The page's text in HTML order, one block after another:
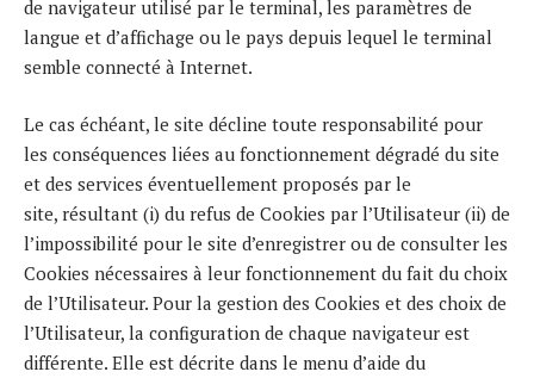
de navigateur utilisé par le terminal, les paramètres de
langue et d’affichage ou le pays depuis lequel le terminal
semble connecté à Internet.
Le cas échéant, le site décline toute responsabilité pour
les conséquences liées au fonctionnement dégradé du site
et des services éventuellement proposés par le
site, résultant (i) du refus de Cookies par l’Utilisateur (ii) de
l’impossibilité pour le site d’enregistrer ou de consulter les
Cookies nécessaires à leur fonctionnement du fait du choix
de l’Utilisateur. Pour la gestion des Cookies et des choix de
l’Utilisateur, la configuration de chaque navigateur est
différente. Elle est décrite dans le menu d’aide du